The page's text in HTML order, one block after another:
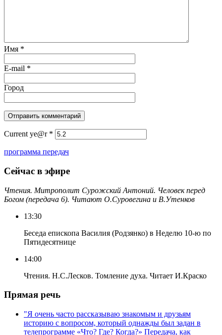
Имя *
E-mail *
Город
Current ye@r *
программа передач
Сейчас в эфире
Чтения. Митрополит Сурожский Антоний. Человек перед
Богом (передача 6). Читают О.Суровегина и В.Утенков
13:30
Беседа епископа Василия (Родзянко) в Неделю 10-ю по
Пятидесятнице
14:00
Чтения. Н.С.Лесков. Томление духа. Читает И.Краско
Прямая речь
"Я очень часто рассказываю знакомым и друзьям
историю с вопросом, который однажды был задан в
телепрограмме «Что? Где? Когда?» Передача, как